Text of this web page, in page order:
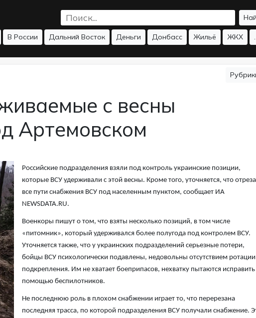
В России Дальний Восток Деньги Донбасс Жильё ЖКХ
с весны
Артемовском
Российские подразделения взяли под контроль украинские позиции,
которые ВСУ удерживали с этой весны. Кроме того, уточняется, что
все пути снабжения ВСУ под населенным пунктом, сообщает ИА
NEWSDATA.RU.
Военкоры пишут о том, что взяты несколько позиций, в том числе
«питомник», который удерживался более полугода под контролем ВСУ.
Уточняется также, что у украинских подразделений серьезные потери,
бойцы ВСУ психологически подавлены, недовольны отсутствием
подкрепления. Им не хватает боеприпасов, нехватку пытаются исправить
помощью беспилотников.
Не последнюю роль в плохом снабжении играет то, что перерезана
последняя трасса, по которой подразделения ВСУ получали снабжение.